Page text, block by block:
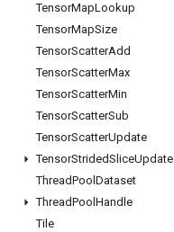
TensorMapLookup
TensorMapSize
TensorScatterAdd
TensorScatterMax
TensorScatterMin
TensorScatterSub
TensorScatterUpdate
TensorStridedSliceUpdate
ThreadPool Dataset
ThreadPool Handle
Tile